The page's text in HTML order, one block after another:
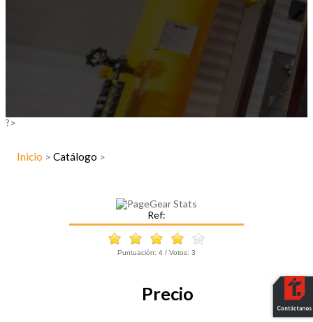
?>
Inicio > Catálogo >
Ref:
Puntuación: 4 / Votos: 3
Precio